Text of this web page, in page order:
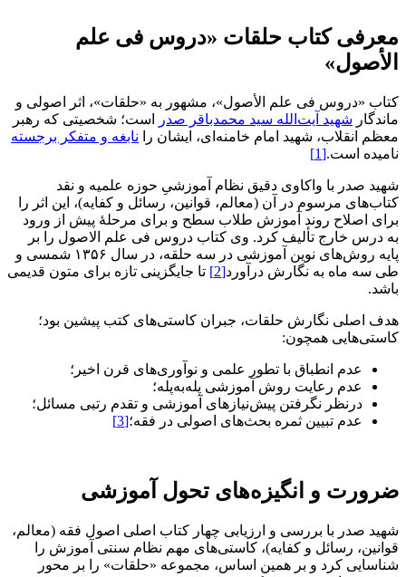
معرفی کتاب حلقات «دروس فی علم
الأصول»
کتاب «دروس فی علم الأصول»، مشهور به «حلقات»، اثر اصولی و
ماندگار شهید آیت‌الله سید محمدباقر صدر
است؛ شخصیتی که رهبر
معظم انقلاب، شهید امام خامنه‌ای، ایشان را نابغه و متفکر برجسته
نامیده است.[1]
شهید صدر با واکاوی دقیق نظام آموزشیِ حوزه علمیه و نقد
کتاب‌های مرسوم در آن (معالم، قوانین، رسائل و کفایه)، این اثر را
برای اصلاح روند آموزش طلاب سطح و برای مرحلۀ پیش از ورود
به درس خارج تألیف کرد. وی کتاب دروس فی علم الاصول را بر
پایه روش‌های نوین آموزشی در سه حلقه، در سال ۱۳۵۶ شمسی و
طی سه ماه به نگارش درآورد[2]
تا جایگزینی تازه برای متون قدیمی
باشد.
هدف اصلی نگارش حلقات، جبران کاستی‌های کتب پیشین بود؛
کاستی‌هایی همچون:
عدم انطباق با تطور علمی و نوآوری‌های قرن اخیر؛
عدم رعایت روش آموزشی پله‌به‌پله؛
درنظر نگرفتن پیش‌نیازهای آموزشی و تقدم رتبی مسائل؛
عدم تبیین ثمره بحث‌های اصولی در فقه؛[3]
ضرورت و انگیزه‌های تحول آموزشی
شهید صدر با بررسی و ارزیابی چهار کتاب اصلی اصول فقه (معالم،
قوانین، رسائل و کفایه)، کاستی‌های مهم نظام سنتی آموزش را
شناسایی کرد و بر همین اساس، مجموعه «حلقات» را بر محور